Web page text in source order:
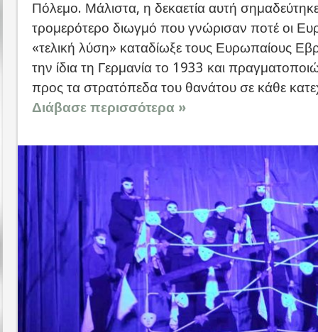
Πόλεμο. Μάλιστα, η δεκαετία αυτή
τρομερότερο διωγμό που γνώρισαν ποτέ οι
«τελική λύση» καταδίωξε τους Ευρωπαίους
την ίδια τη Γερμανία το 1933 και
προς τα στρατόπεδα του θανάτου σε κάθε
Διάβασε περισσότερα »